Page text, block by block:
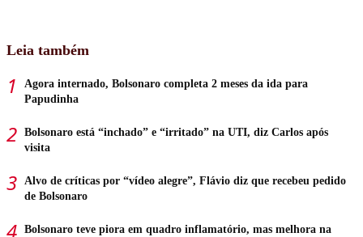
Leia também
Agora internado, Bolsonaro completa 2 meses da ida para
Papudinha
Bolsonaro está “inchado” e “irritado” na UTI, diz Carlos após
visita
Alvo de críticas por “vídeo alegre”, Flávio diz que recebeu pedido
de Bolsonaro
Bolsonaro teve piora em quadro inflamatório, mas melhora na